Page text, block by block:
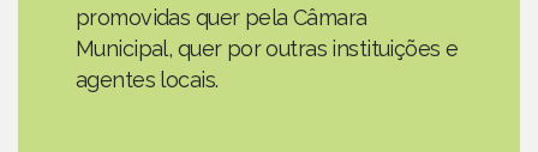
promovidas quer pela Câmara
Municipal, quer por outras instituições e
agentes locais.